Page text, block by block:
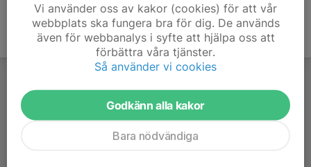
Vi använder oss av kakor (cookies) för att vår
webbplats ska fungera bra för dig. De används
även för webbanalys i syfte att hjälpa oss att
förbättra våra tjänster.
Så använder vi cookies
Godkänn alla kakor
Bara nödvändiga